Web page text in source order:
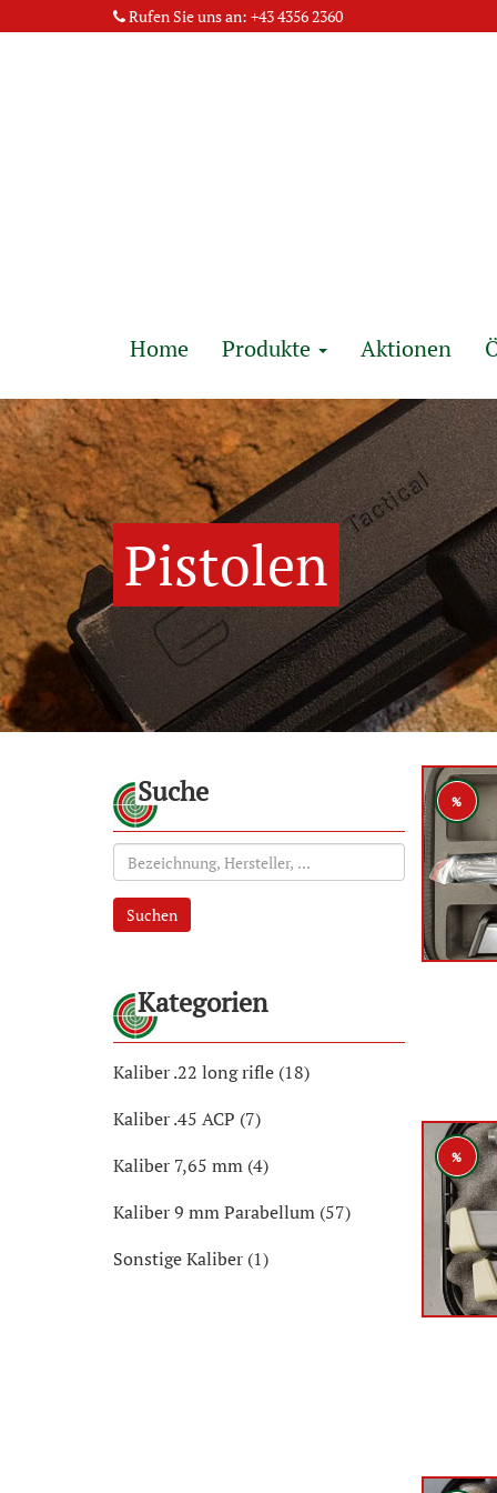
Rufen Sie uns an: +43 4356 2360
Home Produkte Aktionen
Pistolen
%
%
Suche
Suchen
Kategorien
Kaliber .22 long rifle (18)
Kaliber .45 ACP (7)
Kaliber 7,65 mm (4)
Kaliber 9 mm Parabellum (57)
Sonstige Kaliber (1)